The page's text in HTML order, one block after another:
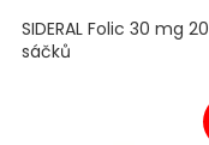
SIDERAL Folic 30 mg 20
sáčků